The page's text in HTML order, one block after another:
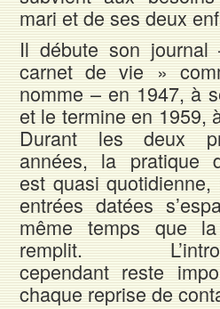
mari et de ses deux
Il débute son
carnet de vie »
nomme – en 1947, à
et le termine en 1959,
Durant les deux
années, la pratique
est quasi quotidienne,
entrées datées
même temps que
remplit.
cependant reste
chaque reprise de